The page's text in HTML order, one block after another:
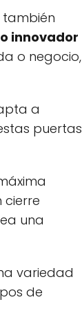
también
innovador
o negocio,
a
puertas
cierre
una
variedad
de